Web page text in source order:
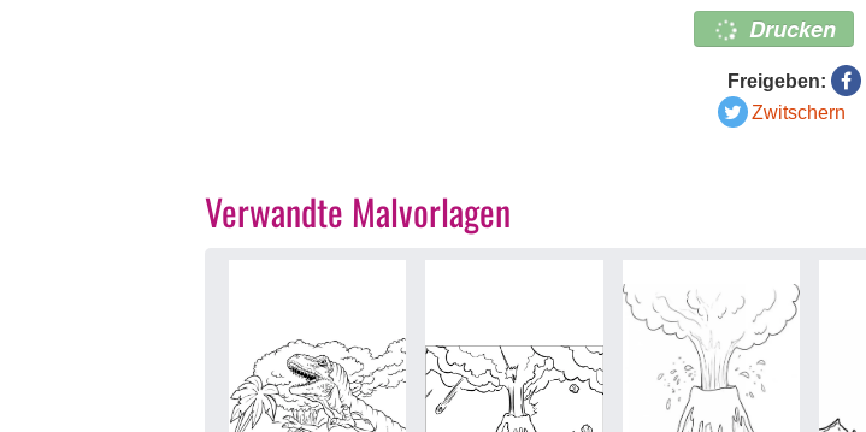
Drucken
Freigeben:
Zwitschern
Verwandte Malvorlagen